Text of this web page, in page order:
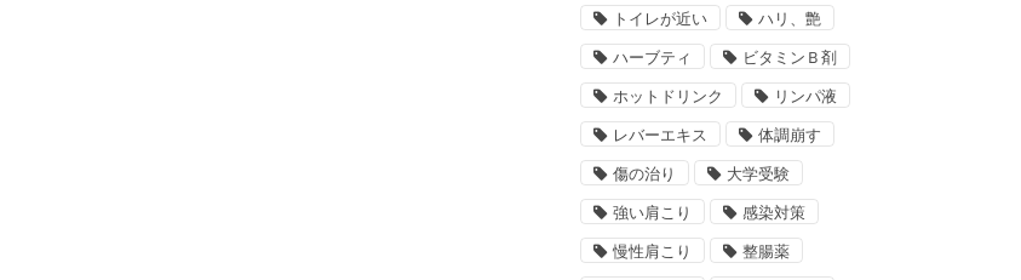
トイレが近い ハリ、艶
ハーブティ ビタミンＢ剤
ホットドリンク リンパ液
レバーエキス 体調崩す
傷の治り 大学受験
強い肩こり 感染対策
慢性肩こり 整腸薬